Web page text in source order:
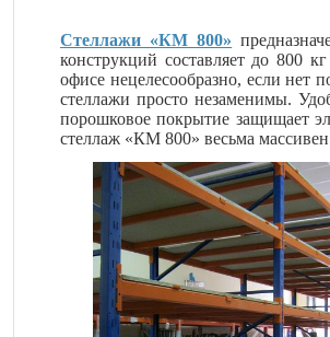
Стеллажи «КМ 800»
конструкций составляет до 800
офисе нецелесообразно, если нет
стеллажи просто незаменимы.
порошковое покрытие защищает
стеллаж «КМ 800» весьма